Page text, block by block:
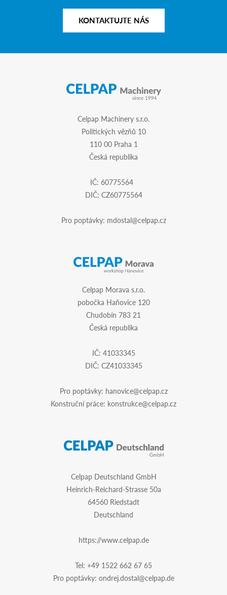
KONTAKTUJTE NÁS
Celpap Machinery s.r.o.
Politických vězňů 10
110 00 Praha 1
Česká republika
IČ: 60775564
DIČ: CZ60775564
Pro poptávky: mdostal@celpap.cz
Celpap Morava s.r.o.
pobočka Haňovice 120
Chudobín 783 21
Česká republika
IČ: 41033345
DIČ: CZ41033345
Pro poptávky: hanovice@celpap.cz
Konstruční práce: konstrukce@celpap.cz
Celpap Deutschland GmbH
Heinrich-Reichard-Strasse 50a
64560 Riedstadt
Deutschland
https://www.celpap.de
Tel: +49 1522 662 67 65
Pro poptávky: ondrej.dostal@celpap.de